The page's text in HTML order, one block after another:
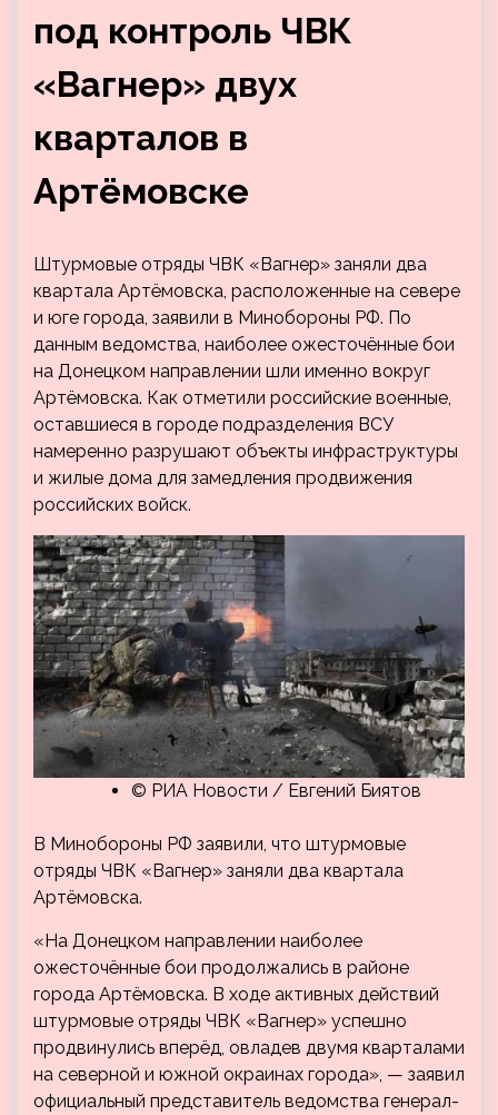
под контроль ЧВК
«Вагнер» двух
кварталов в
Артёмовске
Штурмовые отряды ЧВК «Вагнер» заняли два
квартала Артёмовска, расположенные на севере
и юге города, заявили в Минобороны РФ. По
данным ведомства, наиболее ожесточённые бои
на Донецком направлении шли именно вокруг
Артёмовска. Как отметили российские военные,
оставшиеся в городе подразделения ВСУ
намеренно разрушают объекты инфраструктуры
и жилые дома для замедления продвижения
российских войск.
© РИА Новости / Евгений Биятов
В Минобороны РФ заявили, что штурмовые
отряды ЧВК «Вагнер» заняли два квартала
Артёмовска.
«На Донецком направлении наиболее
ожесточённые бои продолжались в районе
города Артёмовска. В ходе активных действий
штурмовые отряды ЧВК «Вагнер» успешно
продвинулись вперёд, овладев двумя кварталами
на северной и южной окраинах города», — заявил
официальный представитель ведомства генерал-